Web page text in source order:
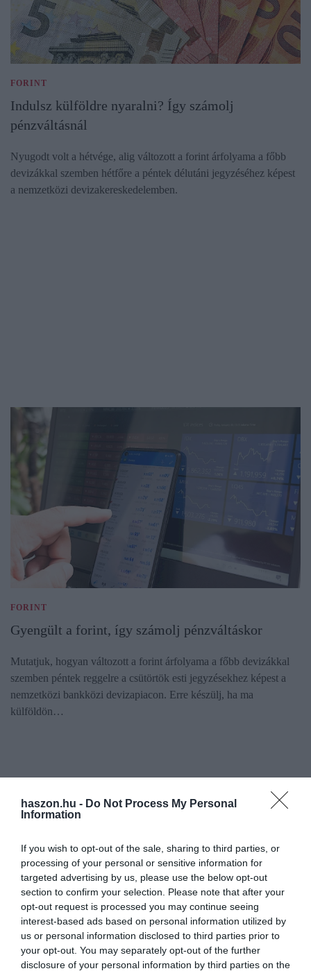
haszon.hu - Do Not Process My Personal
Information
If you wish to opt-out of the sale, sharing to third parties, or
processing of your personal or sensitive information for
targeted advertising by us, please use the below opt-out
section to confirm your selection. Please note that after your
opt-out request is processed you may continue seeing
interest-based ads based on personal information utilized by
us or personal information disclosed to third parties prior to
your opt-out. You may separately opt-out of the further
disclosure of your personal information by third parties on the
FORINT
Indulsz külföldre nyaralni? Így számolj
pénzváltásnál
Nyugodt volt a hétvége, alig változott a forint árfolyama a főbb
devizákkal szemben hétfőre a péntek délutáni jegyzéséhez képest
a nemzetközi devizakereskedelemben.
FORINT
Gyengült a forint, így számolj pénzváltáskor
Mutatjuk, hogyan változott a forint árfolyama a főbb devizákkal
szemben péntek reggelre a csütörtök esti jegyzésekhez képest a
nemzetközi bankközi devizapiacon. Erre készülj, ha ma
külföldön…